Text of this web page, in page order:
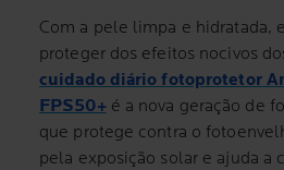
Com a pele limpa e hidratada,
proteger dos efeitos nocivos
cuidado diário fotoprotetor
FPS50+é a nova geração de
que protege contra o
pela exposição solar e ajuda a